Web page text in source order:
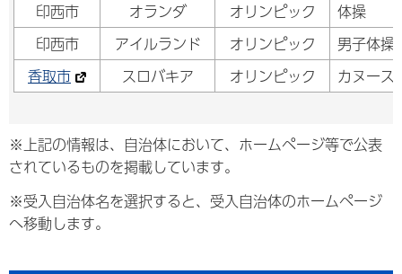
印西市 オランダ オリンピック
体操
印西市
アイルランド オリンピック
男子体操
香取市
スロバキア オリンピック カヌース
※上記の情報は、自治体において、ホームページ等で公表
されているものを掲載しています。
※受入自治体名を選択すると、受入自治体のホームページ
へ移動します。